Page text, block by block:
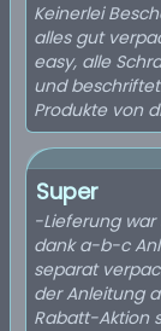
Keinerlei
alles gut
easy, alle
und
Produkte von
Super
-Lieferung
dank a-b-c
separat
der Anleitung
Rabatt-Aktion